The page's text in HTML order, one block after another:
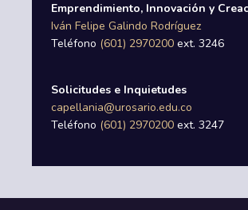
Emprendimiento, Innovación y
Iván Felipe Galindo Rodríguez
Teléfono (601) 2970200 ext. 3246
Solicitudes e Inquietudes
capellania@urosario.edu.co
Teléfono (601) 2970200 ext. 3247